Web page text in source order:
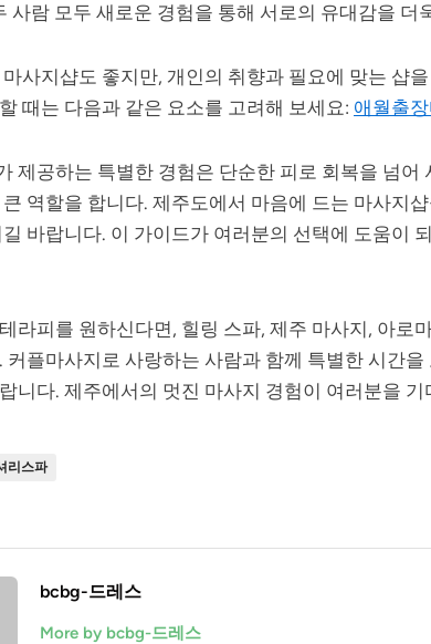
사람 모두 새로운 경험을 통해 서로의 유대감을 더
사지샵도 좋지만, 개인의 취향과 필요에 맞는 샵
때는 다음과 같은 요소를 고려해 보세요: 애월출
제공하는 특별한 경험은 단순한 피로 회복을 넘어
역할을 합니다. 제주도에서 마음에 드는 마사지
바랍니다. 이 가이드가 여러분의 선택에 도움이
라피를 원하신다면, 힐링 스파, 제주 마사지, 아로
커플마사지로 사랑하는 사람과 함께 특별한 시간
니다. 제주에서의 멋진 마사지 경험이 여러분을 기
리스파
bcbg-드레스
More by bcbg-드레스